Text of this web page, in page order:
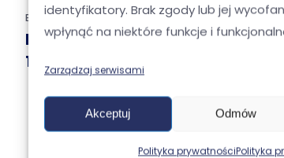
identyfikatory. Brak zgody lub jej
wpłynąć na niektóre funkcje i
Zarządzaj serwisami
Akceptuj Odmów
Polityka prywatnościPolityka
BRAMY KUTE
Brama kuta – projekt nr.
10